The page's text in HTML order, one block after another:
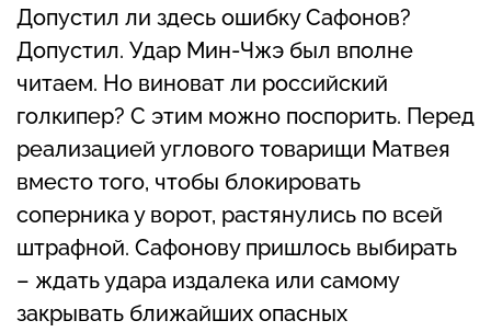
Допустил ли здесь ошибку Сафонов?
Допустил. Удар Мин-Чжэ был вполне
читаем. Но виноват ли российский
голкипер? С этим можно поспорить. Перед
реализацией углового товарищи Матвея
вместо того, чтобы блокировать
соперника у ворот, растянулись по всей
штрафной. Сафонову пришлось выбирать
– ждать удара издалека или самому
закрывать ближайших опасных